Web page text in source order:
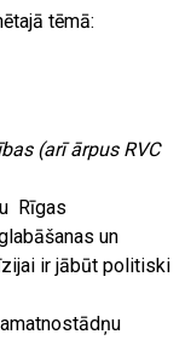
tēmā:
(arī ārpus RVC
Rīgas
un
ir jābūt politiski